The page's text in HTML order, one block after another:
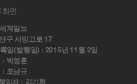
화면
계일보
구 서빙고로 17
일(발행일) : 2015년 11월 2일
: 박정훈
: 조남규
임자 : 김기환